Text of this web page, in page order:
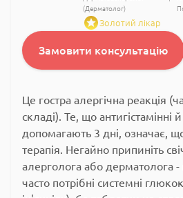
(Дерматолог)
Золотий лікар
Замовити консультацію
Це гостра алергічна реакція
складі). Те, що антигістамінні
допомагають 3 дні, означає,
терапія. Негайно припиніть
алерголога або дерматолога -
часто потрібні системні